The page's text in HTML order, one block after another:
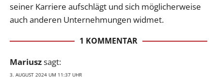
seiner Karriere aufschlägt und sich möglicherweise
auch anderen Unternehmungen widmet.
1 KOMMENTAR
Mariuszsagt:
3. AUGUST 2024 UM 11:37 UHR